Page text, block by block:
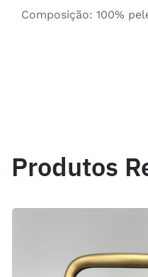
Composição: 100%
Produtos